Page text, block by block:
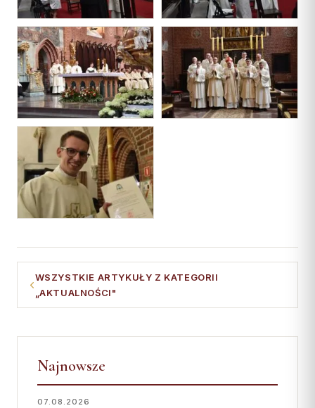
WSZYSTKIE ARTYKUŁY Z KATEGORII
„AKTUALNOŚCI"
Najnowsze
07.08.2026